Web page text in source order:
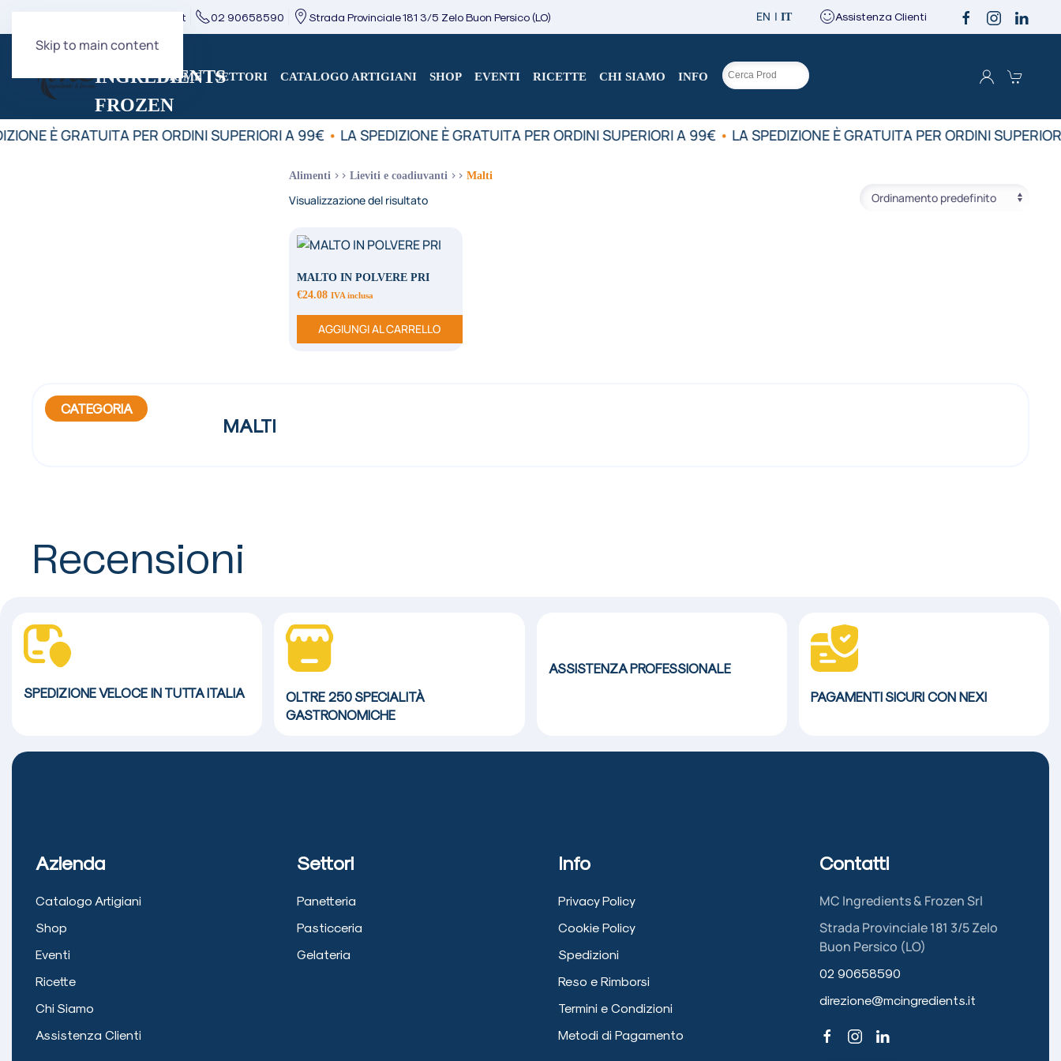
Skip to main content
direzione@mcingredients.it 02 90658590 Strada Provinciale 181 3/5 Zelo Buon Persico (LO) EN IT Assistenza Clienti
HOME SETTORI CATALOGO ARTIGIANI SHOP EVENTI RICETTE CHI SIAMO INFO
È GRATUITA PER ORDINI SUPERIORI A 99€• LA SPEDIZIONE È GRATUITA PER ORDINI SUPERIORI A 99€• LA SPEDIZIONE È GRATUITA PER ORDINI
Alimenti Lieviti e coadiuvanti Malti
Visualizzazione del risultato
MALTO IN POLVERE PRI
€24.08 IVA inclusa
AGGIUNGI AL CARRELLO
CATEGORIA
MALTI
Recensioni
SPEDIZIONE VELOCE IN TUTTA ITALIA
OLTRE 250 SPECIALITÀ
GASTRONOMICHE
ASSISTENZAPROFESSIONALE
PAGAMENTI SICURI CON NEXI
Azienda
Catalogo Artigiani
Shop
Eventi
Ricette
Chi Siamo
Assistenza Clienti
Settori
Panetteria
Pasticceria
Gelateria
Info
Privacy Policy
Cookie Policy
Spedizioni
Reso e Rimborsi
Termini e Condizioni
Metodi di Pagamento
Contatti
MC Ingredients & Frozen Srl
Strada Provinciale 181 3/5 Zelo
Buon Persico (LO)
02 90658590
direzione@mcingredients.it